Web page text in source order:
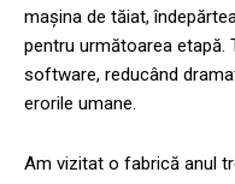
mașina de tăiat,
pentru următoarea
software, reducând
erorile umane.
Am vizitat o fabrică anul